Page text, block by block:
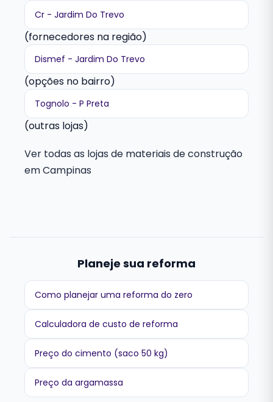
Cr - Jardim Do Trevo
(fornecedores na região)
Dismef - Jardim Do Trevo
(opções no bairro)
Tognolo - P Preta
(outras lojas)
Ver todas as lojas de materiais de construção
em Campinas
Planeje sua reforma
Como planejar uma reforma do zero
Calculadora de custo de reforma
Preço do cimento (saco 50 kg)
Preço da argamassa